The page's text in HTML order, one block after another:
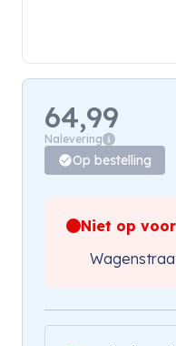
64,99
Nalevering
Op bestelling
Niet op